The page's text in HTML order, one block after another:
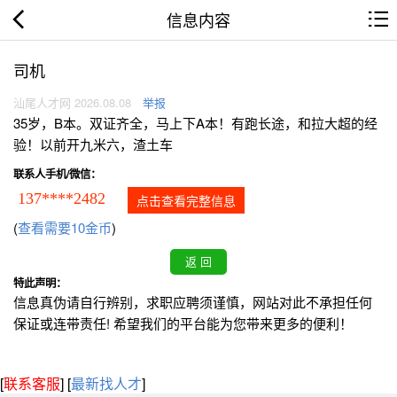
信息内容
司机
汕尾人才网 2026.08.08 举报
35岁，B本。双证齐全，马上下A本！有跑长途，和拉大超的经
验！以前开九米六，渣土车
联系人手机/微信：
137****2482 点击查看完整信息
(查看需要10金币)
特此声明：
信息真伪请自行辨别，求职应聘须谨慎，网站对此不承担任何
保证或连带责任! 希望我们的平台能为您带来更多的便利！
[联系客服] [最新找人才]